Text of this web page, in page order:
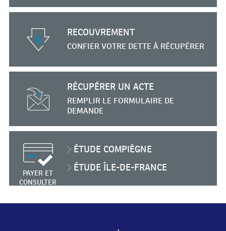
RECOUVREMENT
CONFIER VOTRE DETTEÀ RÉCUPÉRER
RÉCUPÉRER UN ACTE
REMPLIR LE FORMULAIRE DE
DEMANDE
PAYER ET
CONSULTER
ÉTUDE COMPIÈGNE
ÉTUDE ÎLE-DE-FRANCE